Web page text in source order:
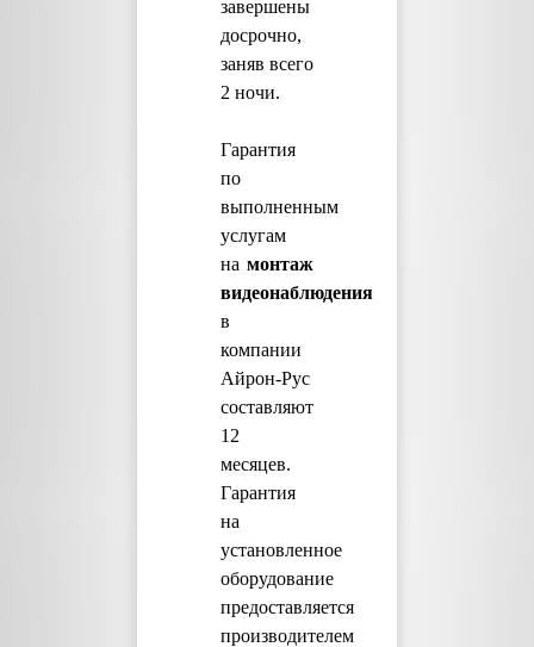
завершены
досрочно,
заняв всего
2 ночи.
Гарантия
по
выполненным
услугам
на монтаж
видеонаблюдения
в
компании
Айрон-Рус
составляют
12
месяцев.
Гарантия
на
установленное
оборудование
предоставляется
производителем